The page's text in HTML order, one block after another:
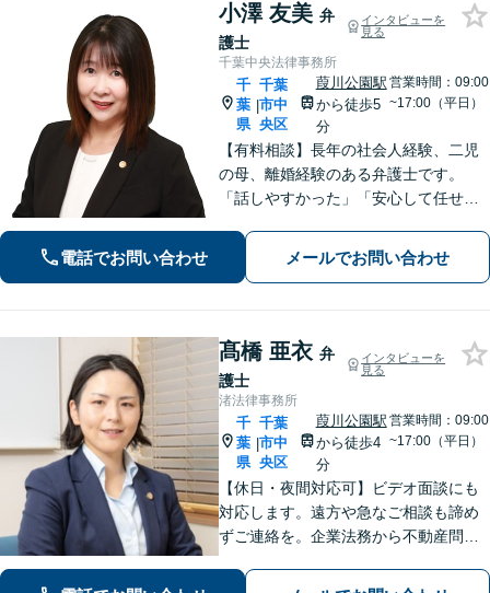
小澤 友美 弁
護士
インタビューを
見る
千葉中央法律事務所
千
葉
県
|
千葉
市中
央区
葭川公園駅
から徒歩5
分
営業時間：09:00
~17:00（平日）
【有料相談】長年の社会人経験、二児
の母、離婚経験のある弁護士です。
「話しやすかった」「安心して任せら
す。最後まで話を遮らずにお聞きし、
丁寧な対応を心がけます。お気軽にご
電話でお問い合わせ メールでお問い合わせ
髙橋 亜衣 弁
護士
インタビューを
見る
渚法律事務所
千
葉
県
|
千葉
市中
央区
葭川公園駅
から徒歩4
分
営業時間：09:00
~17:00（平日）
【休日・夜間対応可】ビデオ面談にも
対応します。遠方や急なご相談も諦め
ずご連絡を。企業法務から不動産問
金・債務整理など、オールラウンドに